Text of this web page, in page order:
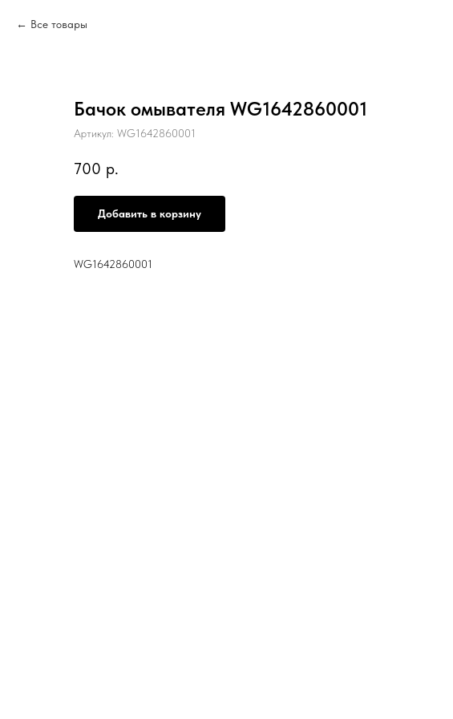
Все товары
Бачок омывателя WG1642860001
Артикул: WG1642860001
700 р.
Добавить в корзину
WG1642860001